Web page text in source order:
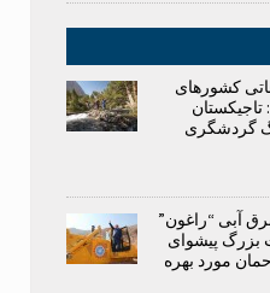
کشورهای
گردشگری
آبی “راغون”
بزرگ پیشوای
مورد بهره